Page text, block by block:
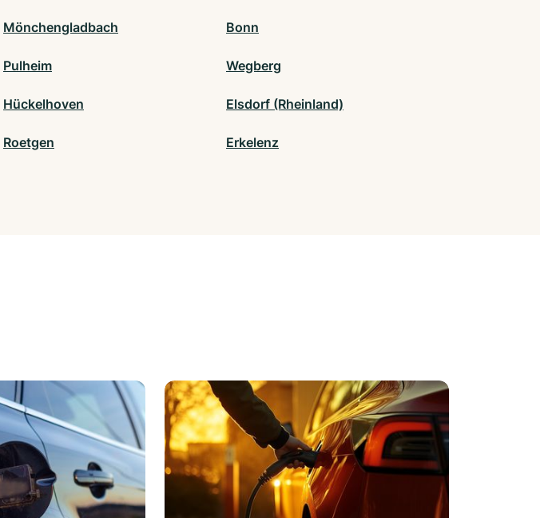
Mönchengladbach Bonn
Pulheim Wegberg
Hückelhoven Elsdorf (Rheinland)
Roetgen Erkelenz